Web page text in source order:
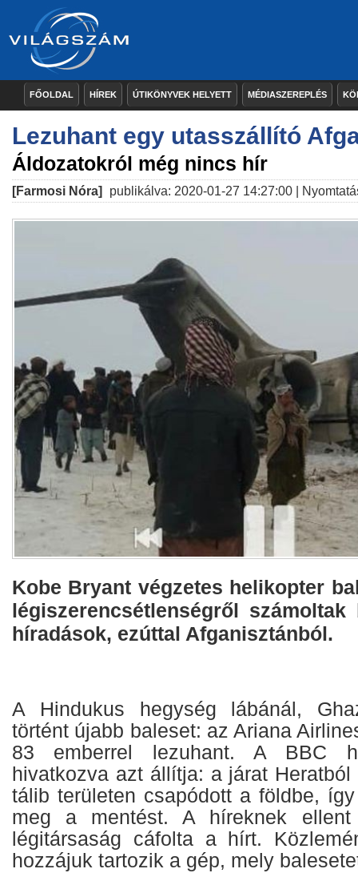
FŐOLDAL HÍREK ÚTIKÖNYVEK HELYETT MÉDIASZEREPLÉS
Lezuhant egy utasszállító
Áldozatokról még nincs hír
[Farmosi Nóra] publikálva: 2020-01-27 14:27:00 |
Kobe Bryant végzetes helikopter
légiszerencsétlenségről
híradások, ezúttal Afganisztánból.
A Hindukus hegység lábánál,
történt újabb baleset: az Ariana
83 emberrel lezuhant. A BBC
hivatkozva azt állítja: a járat
tálib területen csapódott a földbe,
meg a mentést. A híreknek
légitársaság cáfolta a hírt.
hozzájuk tartozik a gép, mely